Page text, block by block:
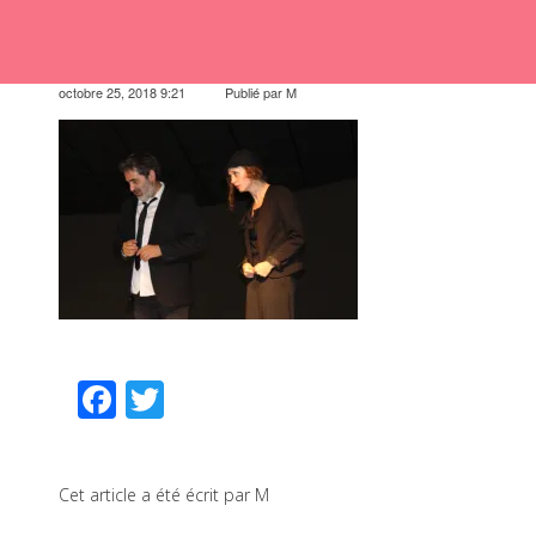
octobre 25, 2018 9:21 Publié parM
Facebook
Twitter
Cet article a été écrit par M